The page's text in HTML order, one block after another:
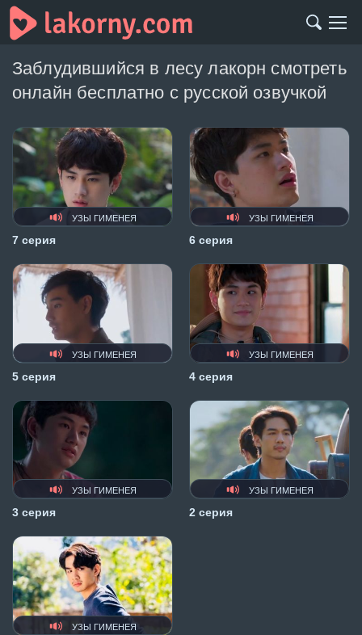
Заблудившийся в лесу лакорн смотреть
онлайн бесплатно с русской озвучкой
УЗЫ ГИМЕНЕЯ
7 серия
УЗЫ ГИМЕНЕЯ
6 серия
УЗЫ ГИМЕНЕЯ
5 серия
УЗЫ ГИМЕНЕЯ
4 серия
УЗЫ ГИМЕНЕЯ
3 серия
УЗЫ ГИМЕНЕЯ
2 серия
УЗЫ ГИМЕНЕЯ